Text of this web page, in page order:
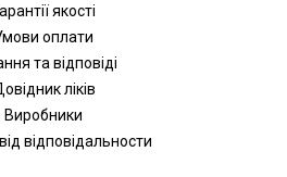
якості
оплати
та відповіді
ліків
Виробники
відповідальности